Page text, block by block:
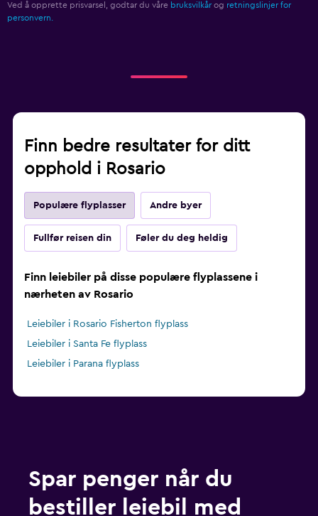
Ved å opprette prisvarsel, godtar du våre bruksvilkår og retningslinjer for
personvern.
Finn bedre resultater for ditt
opphold i Rosario
Populære flyplasser Andre byer
Fullfør reisen din Føler du deg heldig
Finn leiebiler på disse populære flyplassene i
nærheten av Rosario
Leiebiler i Rosario Fisherton flyplass
Leiebiler i Santa Fe flyplass
Leiebiler i Parana flyplass
Spar penger når du
bestiller leiebil med